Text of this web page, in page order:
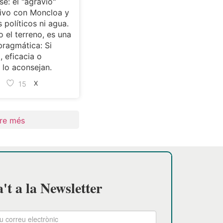
con Moncloa y
políticos ni agua.
el terreno, es una
Si
eficacia o
aconsejan.
15 X
més